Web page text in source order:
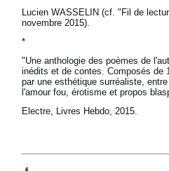
Lucien WASSELIN (cf. "Fil de
novembre 2015).
*
"Une anthologie des poèmes de
inédits et de contes. Composés de
par une esthétique surréaliste,
l'amour fou, érotisme et propos
Electre, Livres Hebdo, 2015.